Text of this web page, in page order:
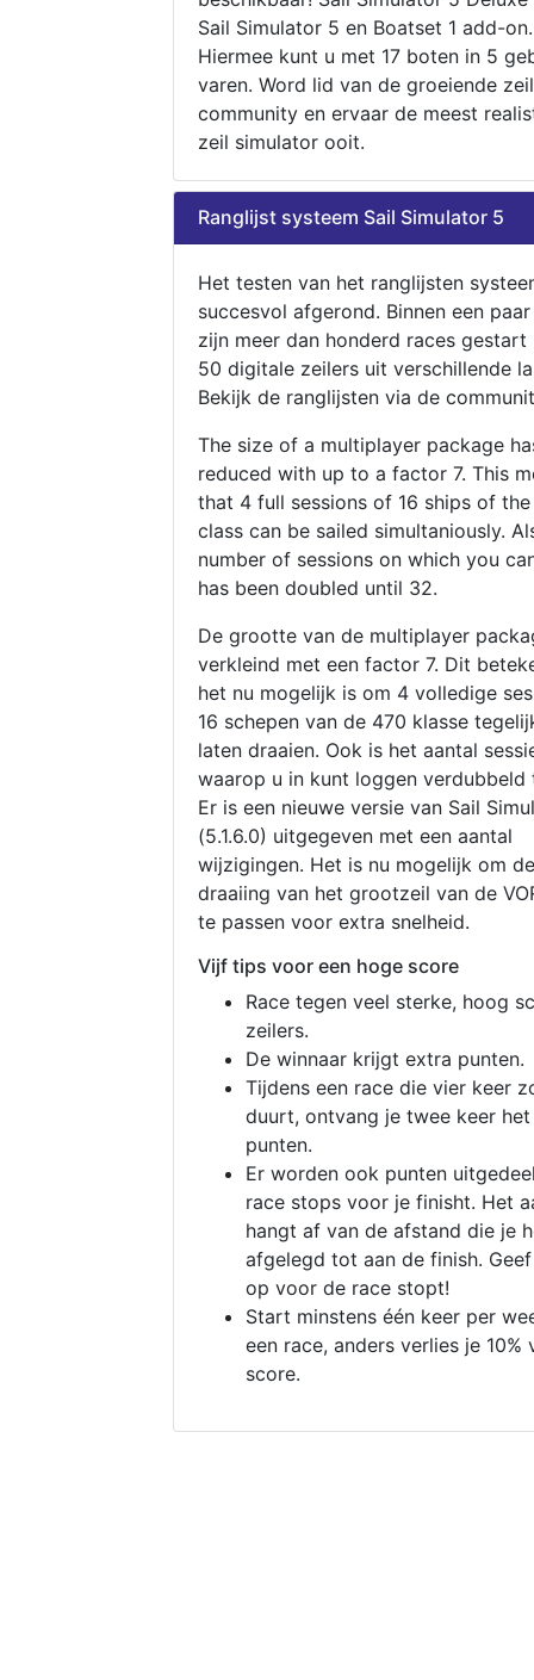
Sail Simulator 5 en Boatset 1 add-on.
Hiermee kunt u met 17 boten in 5
varen. Word lid van de groeiende zeil
community en ervaar de meest
zeil simulator ooit.
Ranglijst systeem Sail Simulator 5
Het testen van het ranglijsten
succesvol afgerond. Binnen een
zijn meer dan honderd races gestart
50 digitale zeilers uit verschillende
Bekijk de ranglijsten via de
The size of a multiplayer package
reduced with up to a factor 7. This
that 4 full sessions of 16 ships of
class can be sailed simultaniously.
number of sessions on which you
has been doubled until 32.
De grootte van de multiplayer
verkleind met een factor 7. Dit
het nu mogelijk is om 4 volledige
16 schepen van de 470 klasse
laten draaien. Ook is het aantal
waarop u in kunt loggen verdubbeld
Er is een nieuwe versie van Sail
(5.1.6.0) uitgegeven met een aantal
wijzigingen. Het is nu mogelijk om de
draaiing van het grootzeil van de
te passen voor extra snelheid.
Vijf tips voor een hoge score
Race tegen veel sterke, hoog
zeilers.
De winnaar krijgt extra punten.
Tijdens een race die vier keer
duurt, ontvang je twee keer
punten.
Er worden ook punten
race stops voor je finisht. Het
hangt af van de afstand die je
afgelegd tot aan de finish.
op voor de race stopt!
Start minstens één keer per
een race, anders verlies je 10%
score.